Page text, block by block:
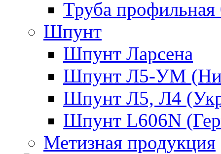
Труба
Шпунт
Шпунт Ларсена
Шпунт Л5-УМ
Шпунт Л5, Л4
Шпунт L606N
Метизная продукция